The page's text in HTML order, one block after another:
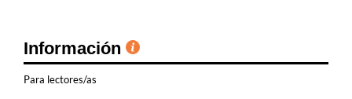
Información
Para lectores/as